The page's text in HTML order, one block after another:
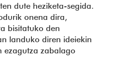
dute heziketa-segida.
onena dira,
bisitatuko den
landuko diren ideiekin
ezagutza zabalago